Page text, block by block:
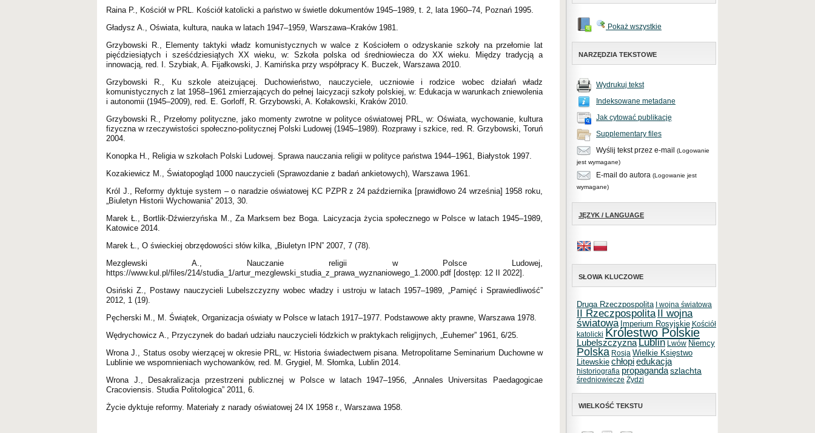
Pokaż wszystkie
NARZĘDZIA TEKSTOWE
Wydrukuj tekst
Indeksowane metadane
Jak cytować publikację
Supplementary files
Wyślij tekst przez e-mail
(Logowanie
jest wymagane)
E-mail do autora (Logowanie jest
wymagane)
JĘZYK / LANGUAGE
SŁOWA KLUCZOWE
Druga Rzeczpospolita I wojna światowa
II Rzeczpospolita II wojna
światowa Imperium Rosyjskie Kościół
katolicki Królestwo Polskie
LubelszczyznaLublin Lwów Niemcy
Polska Rosja Wielkie Księstwo
Litewskie chłopiedukacja
historiografia propagandaszlachta
średniowiecze Żydzi
WIELKOŚĆ TEKSTU
Raina P., Kościół w PRL. Kościół katolicki a państwo w świetle dokumentów 1945–1989, t. 2, lata 1960–74, Poznań 1995.
Gładysz A., Oświata, kultura, nauka w latach 1947–1959, Warszawa–Kraków 1981.
Grzybowski R., Elementy taktyki władz komunistycznych w walce z Kościołem o odzyskanie szkoły na przełomie lat
pięćdziesiątych i sześćdziesiątych XX wieku, w: Szkoła polska od średniowiecza do XX wieku. Między tradycją a
innowacją, red. I. Szybiak, A. Fijałkowski, J. Kamińska przy współpracy K. Buczek, Warszawa 2010.
Grzybowski R., Ku szkole ateizującej. Duchowieństwo, nauczyciele, uczniowie i rodzice wobec działań władz
komunistycznych z lat 1958–1961 zmierzających do pełnej laicyzacji szkoły polskiej, w: Edukacja w warunkach zniewolenia
i autonomii (1945–2009), red. E. Gorloff, R. Grzybowski, A. Kołakowski, Kraków 2010.
Grzybowski R., Przełomy polityczne, jako momenty zwrotne w polityce oświatowej PRL, w: Oświata, wychowanie, kultura
fizyczna w rzeczywistości społeczno-politycznej Polski Ludowej (1945–1989). Rozprawy i szkice, red. R. Grzybowski, Toruń
2004.
Konopka H., Religia w szkołach Polski Ludowej. Sprawa nauczania religii w polityce państwa 1944–1961, Białystok 1997.
Kozakiewicz M., Światopogląd 1000 nauczycieli (Sprawozdanie z badań ankietowych), Warszawa 1961.
Król J., Reformy dyktuje system – o naradzie oświatowej KC PZPR z 24 października [prawidłowo 24 września] 1958 roku,
„Biuletyn Historii Wychowania” 2013, 30.
Marek Ł., Bortlik-Dźwierzyńska M., Za Marksem bez Boga. Laicyzacja życia społecznego w Polsce w latach 1945–1989,
Katowice 2014.
Marek Ł., O świeckiej obrzędowości słów kilka, „Biuletyn IPN” 2007, 7 (78).
Mezglewski A., Nauczanie religii w Polsce Ludowej,
https://www.kul.pl/files/214/studia_1/artur_mezglewski_studia_z_prawa_wyznaniowego_1.2000.pdf [dostęp: 12 II 2022].
Osiński Z., Postawy nauczycieli Lubelszczyzny wobec władzy i ustroju w latach 1957–1989, „Pamięć i Sprawiedliwość”
2012, 1 (19).
Pęcherski M., M. Świątek, Organizacja oświaty w Polsce w latach 1917–1977. Podstawowe akty prawne, Warszawa 1978.
Wędrychowicz A., Przyczynek do badań udziału nauczycieli łódzkich w praktykach religijnych, „Euhemer” 1961, 6/25.
Wrona J., Status osoby wierzącej w okresie PRL, w: Historia świadectwem pisana. Metropolitarne Seminarium Duchowne w
Lublinie we wspomnieniach wychowanków, red. M. Grygiel, M. Słomka, Lublin 2014.
Wrona J., Desakralizacja przestrzeni publicznej w Polsce w latach 1947–1956, „Annales Universitas Paedagogicae
Cracoviensis. Studia Politologica” 2011, 6.
Życie dyktuje reformy. Materiały z narady oświatowej 24 IX 1958 r., Warszawa 1958.